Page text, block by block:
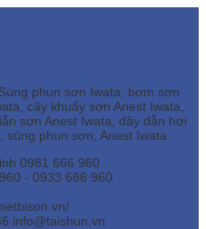
Súng phun sơn Iwata, bơm sơn
cây khuấy sơn Anest Iwata,
sơn Anest Iwata, dây dẫn hơi
súng phun sơn, Anest Iwata
0981 666 960
- 0933 666 960
info@taishun.vn